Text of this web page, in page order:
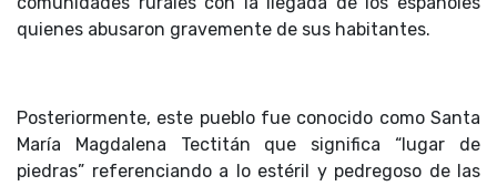
quienes abusaron gravemente de sus habitantes.
Posteriormente, este pueblo fue conocido como Santa
María Magdalena Tectitán que significa “lugar de
piedras” referenciando a lo estéril y pedregoso de las